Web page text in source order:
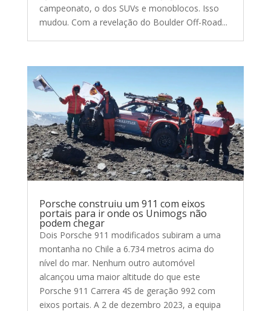
campeonato, o dos SUVs e monoblocos. Isso
mudou. Com a revelação do Boulder Off-Road...
Porsche construiu um 911 com eixos
portais para ir onde os Unimogs não
podem chegar
Dois Porsche 911 modificados subiram a uma
montanha no Chile a 6.734 metros acima do
nível do mar. Nenhum outro automóvel
alcançou uma maior altitude do que este
Porsche 911 Carrera 4S de geração 992 com
eixos portais. A 2 de dezembro 2023, a equipa